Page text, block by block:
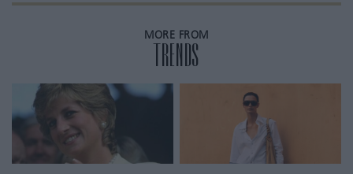
MORE FROM
TRENDS